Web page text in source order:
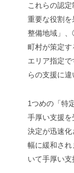
これらの認
重要な役割
整備地域」
町村が策定す
エリア指定
らの支援に違
1つめの「特
手厚い支援
決定が迅速
幅に緩和さ
いて手厚い支